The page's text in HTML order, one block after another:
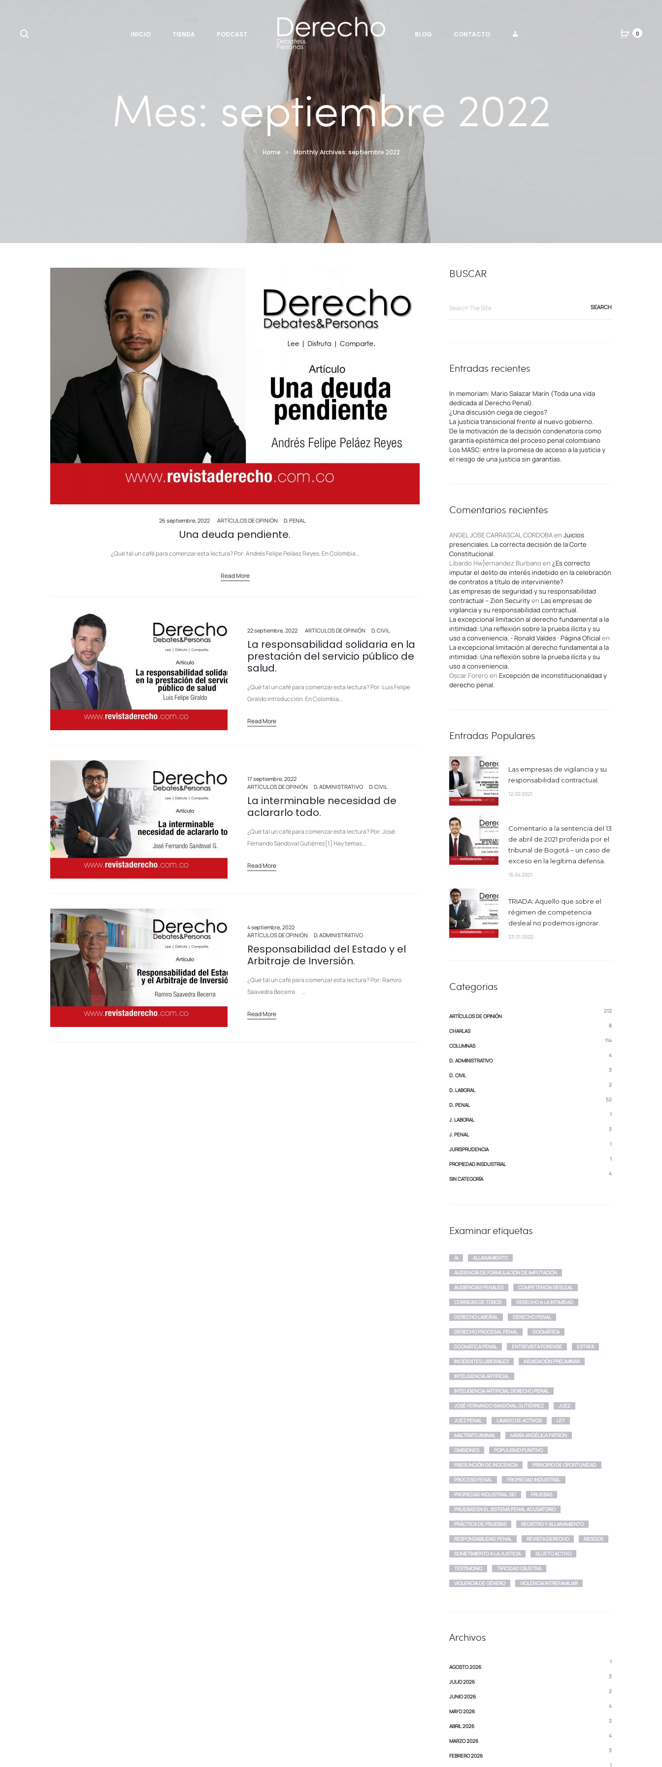
INICIO TIENDA PODCAST BLOG CONTACTO . 0
Mes: septiembre 2022
Home Monthly Archives: septiembre 2022
26 septiembre, 2022 ARTÍCULOS DE OPINIÓN D. PENAL
Una deuda pendiente.
¿Qué tal un café para comenzar esta lectura? Por: Andrés Felipe Peláez Reyes. En Colombia…
Read More
22 septiembre, 2022 ARTÍCULOS DE OPINIÓN D. CIVIL
La responsabilidad solidaria en la
prestación del servicio público de
salud.
¿Qué tal un café para comenzar esta lectura? Por: Luis Felipe
Giraldo Introducción. En Colombia…
Read More
17 septiembre, 2022
ARTÍCULOS DE OPINIÓN
D. ADMINISTRATIVO D. CIVIL
La interminable necesidad de
aclararlo todo.
¿Qué tal un café para comenzar esta lectura? Por: José
Fernando Sandoval Gutiérrez[1] Hay temas…
Read More
4 septiembre, 2022
ARTÍCULOS DE OPINIÓN
D. ADMINISTRATIVO
Responsabilidad del Estado y el
Arbitraje de Inversión.
¿Qué tal un café para comenzar esta lectura? Por: Ramiro
Saavedra Becerra …
Read More
BUSCAR
Entradas recientes
In memoriam: Mario Salazar Marín (Toda una vida
dedicada al Derecho Penal).
¿Una discusión ciega de ciegos?
La justicia transicional frente al nuevo gobierno.
De la motivación de la decisión condenatoria como
garantía epistémica del proceso penal colombiano
Los MASC: entre la promesa de acceso a la justicia y
el riesgo de una justicia sin garantías.
Comentarios recientes
ANGEL JOSE CARRASCAL CORDOBAen Juicios
presenciales. La correcta decisión de la Corte
Constitucional.
Libardo Hw}ernandez Burbano en ¿Es correcto
imputar el delito de interés indebido en la celebración
de contratos a título de interviniente?
Las empresas de seguridad y su responsabilidad
contractual – Zion Securityen Las empresas de
vigilancia y su responsabilidad contractual.
La excepcional limitación al derecho fundamental a la
intimidad: Una reflexión sobre la prueba ilícita y su
uso a conveniencia. - Ronald Valdes · Página Oficial en
La excepcional limitación al derecho fundamental a la
intimidad: Una reflexión sobre la prueba ilícita y su
uso a conveniencia.
Oscar Forero en Excepción de inconstitucionalidad y
derecho penal.
Entradas Populares
Las empresas de vigilancia y su
responsabilidad contractual.
12.02 2021
Comentario a la sentencia del 13
de abril de 2021 proferida por el
tribunal de Bogotá – un caso de
exceso en la legítima defensa.
15.04 2021
TRIADA: Aquello que sobre el
régimen de competencia
desleal no podemos ignorar.
23.01 2022
Categorias
ARTÍCULOS DE OPINIÓN
212
CHARLAS
8
COLUMNAS
114
D. ADMINISTRATIVO
4
D. CIVIL
3
D. LABORAL
2
D. PENAL
52
J. LABORAL
1
J. PENAL
3
JURISPRUDENCIA
1
PROPIEDAD INSDUSTRIAL
1
SIN CATEGORÍA
4
Examinar etiquetas
AI ALLANAMIENTO
AUDIENCIA DE FORMULACIÓN DE IMPUTACIÓN
AUDIENCIAS PENALES COMPETENCIA DESLEAL
CORRIDAS DE TOROS DERECHO A LA INTIMIDAD
DERECHO LABORAL DERECHO PENAL
DERECHO PROCESAL PENAL DOGMÁTICA
DOGMÁTICA PENAL ENTREVISTA FORENSE ESTAFA
INCIDENTES LABORALES INDAGACIÓN PRELIMINAR
INTELIGENCIA ARTIFICIAL
INTELIGENCIA ARTIFICIAL DERECHO PENAL
JOSÉ FERNANDO SANDOVAL GUTIÉRREZ JUEZ
JUEZ PENAL LAVADO DE ACTIVOS LEY
MALTRATO ANIMAL MARÍA ANGÉLICA PATRÓN
OMISIONES POPULISMO PUNITIVO
PRESUNCIÓN DE INOCENCIA PRINCIPIO DE OPORTUNIDAD
PROCESO PENAL PROPIEDAD INDUSTRIAL
PROPIEDAD INDUSTRIAL SIC PRUEBAS
PRUEBAS EN EL SISTEMA PENAL ACUSATORIO
PRÁCTICA DE PRUEBAS REGISTRO Y ALLANAMIENTO
RESPONSABILIDAD PENAL REVISTA DERECHO RIESGOS
SOMETIMIENTO A LA JUSTICIA SUJETO ACTIVO
TESTIMONIO TIPICIDAD OBJETIVA
VIOLENCIA DE GÉNERO VIOLENCIA INTREFAMILIAR
Archivos
AGOSTO 2026
1
JULIO 2026
3
JUNIO 2026
2
MAYO 2026
4
ABRIL 2026
2
MARZO 2026
4
FEBRERO 2026
3
1